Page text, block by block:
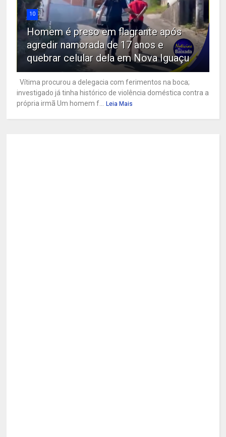
10
Homem é preso em flagrante após
agredir namorada de 17 anos e
quebrar celular dela em Nova Iguaçu
Vítima procurou a delegacia com ferimentos na boca;
investigado já tinha histórico de violência doméstica contra a
própria irmã Um homem f...
Leia Mais